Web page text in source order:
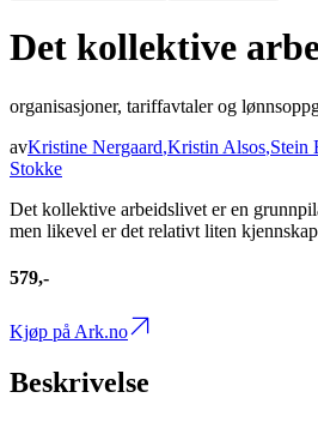
Det kollektive
organisasjoner, tariffavtaler og
avKristine Nergaard,Kristin Alsos,Stein
Stokke
Det kollektive arbeidslivet er en
men likevel er det relativt liten
579,-
Kjøp på Ark.no
Beskrivelse